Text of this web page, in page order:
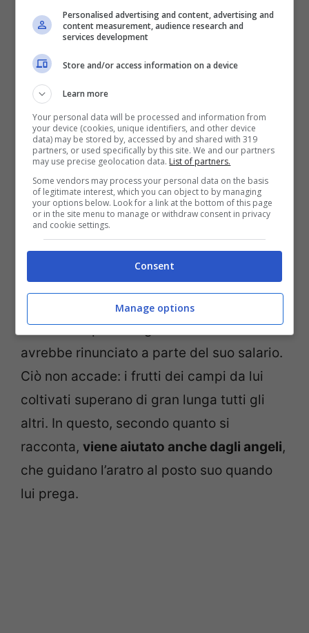
quotidianamente a messa e nei giorni di
festa si dedica totalmente agli altri. E’
molto
gli animali:si narra infatti che Isidoro
avesse un sacco “infinito” dal quale attinge
per dare grano ai poveri.
Purtroppo la sua dedizione alla preghiera e
agli altri porta alcune persone invidiose ad
accusarlo di non lavorare, mettendolo in
cattiva luce agli occhi del padrone. Isidoro
però non teme le accuse e comunica al
padrone che se la raccolta fosse stata
inferiore a quella degli altri contadini lui
avrebbe rinunciato a parte del suo salario.
Ciò non accade: i frutti dei campi da lui
coltivati superano di gran lunga tutti gli
altri. In questo, secondo quanto si
racconta, viene aiutato anche dagli angeli,
che guidano l’aratro al posto suo quando
lui prega.
Personalised advertising and content, advertising and
content measurement, audience research and
services development
Store and/or access information on a device
Learn more
Your personal data will be processed and information from
your device (cookies, unique identifiers, and other device
data) may be stored by, accessed by and shared with 319
partners, or used specifically by this site. We and our partners
may use precise geolocation data. List of partners.
Some vendors may process your personal data on the basis
of legitimate interest, which you can object to by managing
your options below. Look for a link at the bottom of this page
or in the site menu to manage or withdraw consent in privacy
and cookie settings.
Consent
Manage options